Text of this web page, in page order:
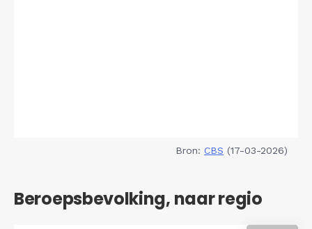
Bron: CBS (17-03-2026)
Beroepsbevolking, naar regio